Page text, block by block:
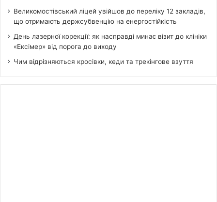
Великомостівський ліцей увійшов до переліку 12 закладів,
що отримають держсубвенцію на енергостійкість
День лазерної корекції: як насправді минає візит до клініки
«Ексімер» від порога до виходу
Чим відрізняються кросівки, кеди та трекінгове взуття